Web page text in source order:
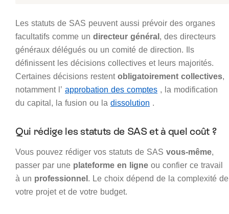
Les statuts de SAS peuvent aussi prévoir des organes
facultatifs comme un directeur général, des directeurs
généraux délégués ou un comité de direction. Ils
définissent les décisions collectives et leurs majorités.
Certaines décisions restent obligatoirement collectives,
notamment l’ approbation des comptes , la modification
du capital, la fusion ou la dissolution .
Qui rédige les statuts de SAS et à quel coût ?
Vous pouvez rédiger vos statuts de SAS vous-même,
passer par une plateforme en ligne ou confier ce travail
à un professionnel. Le choix dépend de la complexité de
votre projet et de votre budget.